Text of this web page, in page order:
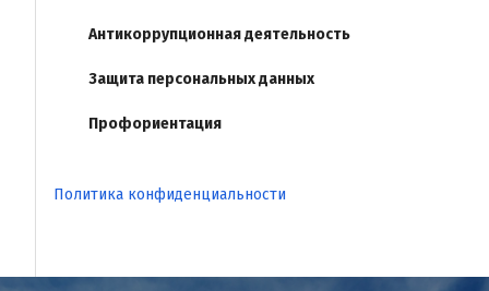
Антикоррупционная деятельность
Защита персональных данных
Профориентация
Политика конфиденциальности